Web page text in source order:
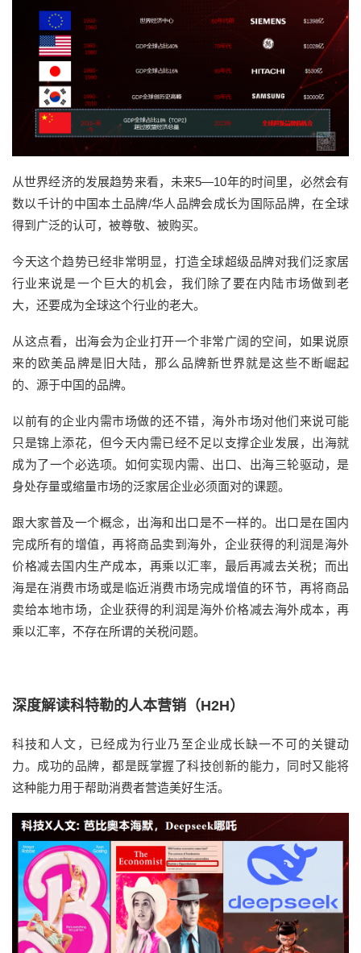
从世界经济的发展趋势来看，未来5—10年的时间里，必然会有
数以千计的中国本土品牌/华人品牌会成长为国际品牌，在全球
得到广泛的认可，被尊敬、被购买。
今天这个趋势已经非常明显，打造全球超级品牌对我们泛家居
行业来说是一个巨大的机会，我们除了要在内陆市场做到老
大，还要成为全球这个行业的老大。
从这点看，出海会为企业打开一个非常广阔的空间，如果说原
来的欧美品牌是旧大陆，那么品牌新世界就是这些不断崛起
的、源于中国的品牌。
以前有的企业内需市场做的还不错，海外市场对他们来说可能
只是锦上添花，但今天内需已经不足以支撑企业发展，出海就
成为了一个必选项。如何实现内需、出口、出海三轮驱动，是
身处存量或缩量市场的泛家居企业必须面对的课题。
跟大家普及一个概念，出海和出口是不一样的。出口是在国内
完成所有的增值，再将商品卖到海外，企业获得的利润是海外
价格减去国内生产成本，再乘以汇率，最后再减去关税；而出
海是在消费市场或是临近消费市场完成增值的环节，再将商品
卖给本地市场，企业获得的利润是海外价格减去海外成本，再
乘以汇率，不存在所谓的关税问题。
深度解读科特勒的人本营销（H2H）
科技和人文，已经成为行业乃至企业成长缺一不可的关键动
力。成功的品牌，都是既掌握了科技创新的能力，同时又能将
这种能力用于帮助消费者营造美好生活。